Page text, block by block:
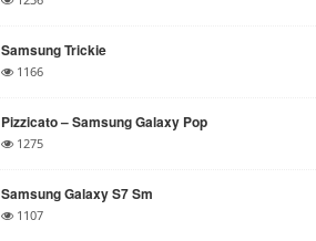
Samsung Trickie
1166
Pizzicato – Samsung Galaxy Pop
1275
Samsung Galaxy S7 Sm
1107